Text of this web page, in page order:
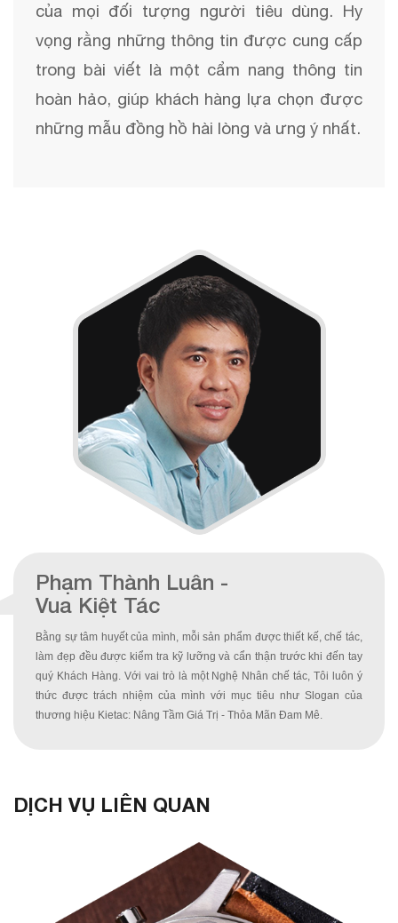
của mọi đối tượng người tiêu dùng. Hy
vọng rằng những thông tin được cung cấp
trong bài viết là một cẩm nang thông tin
hoàn hảo, giúp khách hàng lựa chọn được
những mẫu đồng hồ hài lòng và ưng ý nhất.
Phạm Thành Luân -
Vua Kiệt Tác
Bằng sự tâm huyết của mình, mỗi sản phẩm được thiết kế, chế tác,
làm đẹp đều được kiểm tra kỹ lưỡng và cẩn thận trước khi đến tay
quý Khách Hàng. Với vai trò là một Nghệ Nhân chế tác, Tôi luôn ý
thức được trách nhiệm của mình với mục tiêu như Slogan của
thương hiệu Kietac: Nâng Tầm Giá Trị - Thỏa Mãn Đam Mê.
DỊCH VỤ LIÊN QUAN